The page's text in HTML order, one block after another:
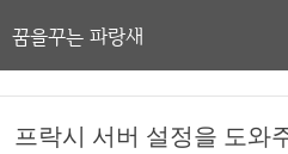
꿈을꾸는 파랑새
프락시 서버 설정을 도와